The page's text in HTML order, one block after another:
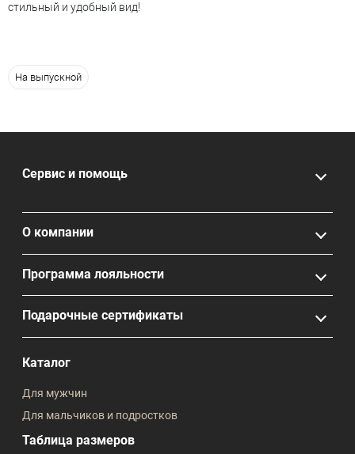
стильный и удобный вид!
На выпускной
Сервис и помощь
О компании
Программа лояльности
Подарочные сертификаты
Каталог
Для мужчин
Для мальчиков и подростков
Таблица размеров